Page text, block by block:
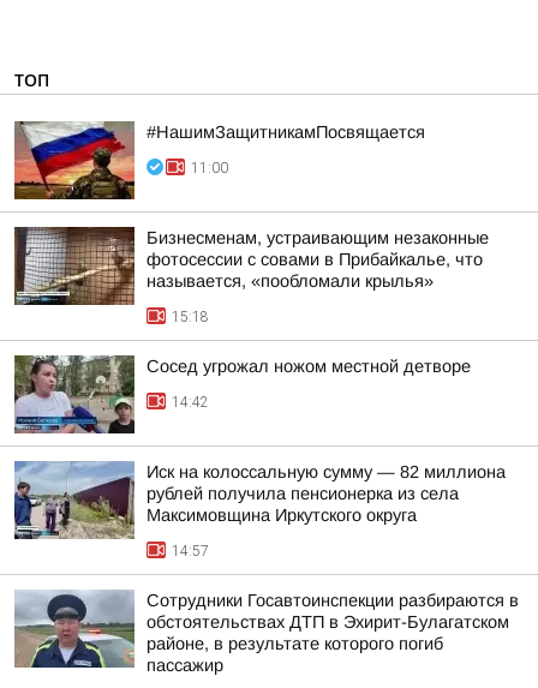
ТОП
#НашимЗащитникамПосвящается
11:00
Бизнесменам, устраивающим незаконные
фотосессии с совами в Прибайкалье, что
называется, «пообломали крылья»
15:18
Сосед угрожал ножом местной детворе
14:42
Иск на колоссальную сумму — 82 миллиона
рублей получила пенсионерка из села
Максимовщина Иркутского округа
14:57
Сотрудники Госавтоинспекции разбираются в
обстоятельствах ДТП в Эхирит-Булагатском
районе, в результате которого погиб
пассажир